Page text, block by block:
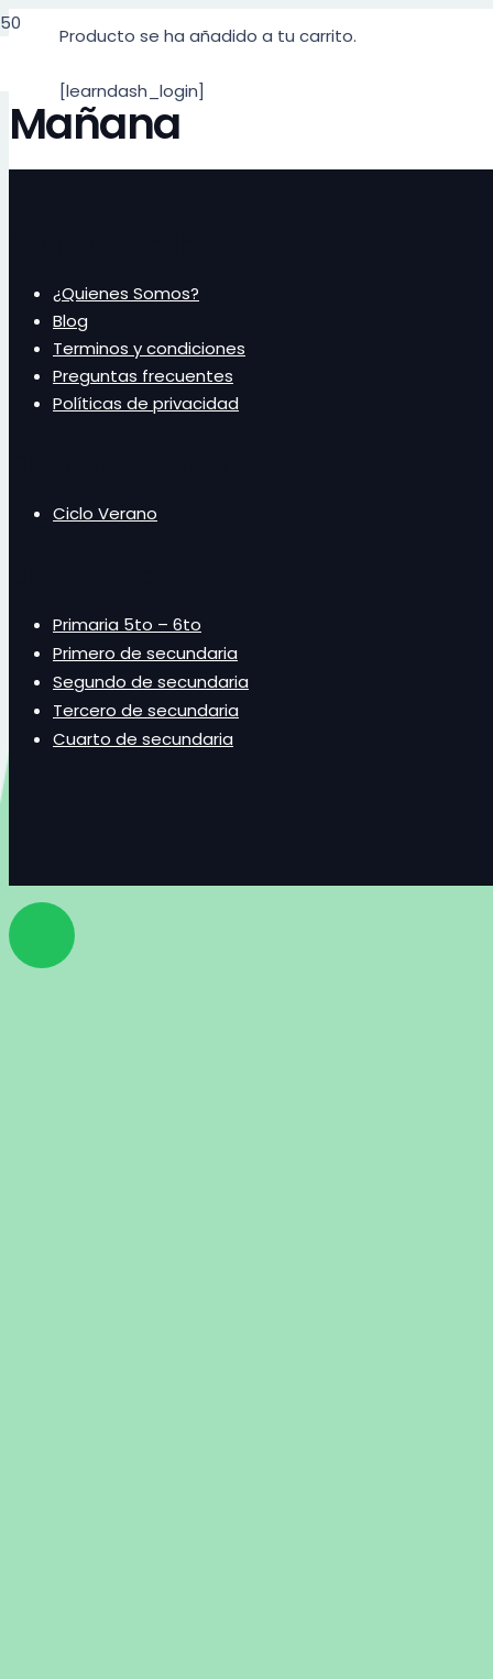
Producto se ha añadido a tu carrito.
[learndash_login]
Mañana
¿Quienes Somos?
Blog
Terminos y condiciones
Preguntas frecuentes
Políticas de privacidad
Ciclo Verano
Primaria 5to – 6to
Primero de secundaria
Segundo de secundaria
Tercero de secundaria
Cuarto de secundaria